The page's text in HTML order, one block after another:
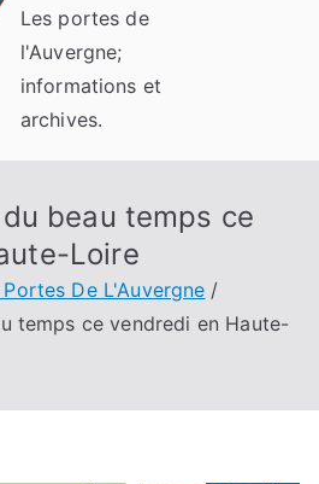
Les portes de
l'Auvergne;
informations et
archives.
beau temps ce
Loire
De L'Auvergne
temps ce vendredi en Haute-